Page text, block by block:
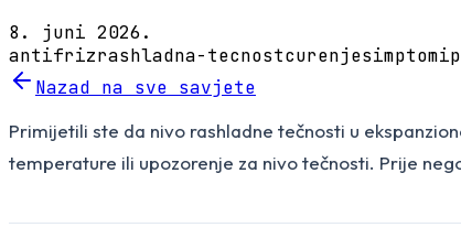
8. juni 2026.
antifrizrashladna-tecnostcurenjesimptomi
Nazad na sve savjete
Primijetili ste da nivo rashladne tečnosti u
temperature ili upozorenje za nivo tečnosti. Prije